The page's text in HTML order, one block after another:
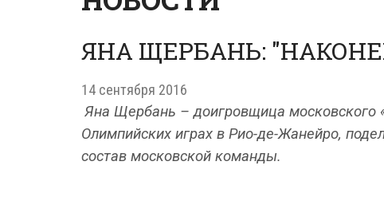
ЯНА ЩЕРБАНЬ:
14 сентября 2016
Яна Щербань – доигровщица московского
Олимпийских играх в Рио-де-Жанейро,
состав московской команды.